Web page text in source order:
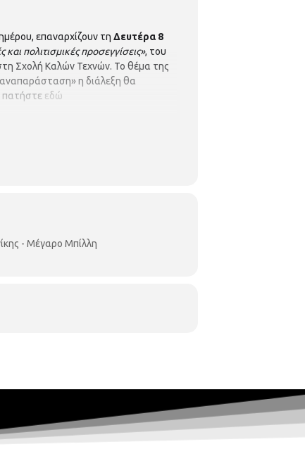
επαναρχίζουν τη Δευτέρα 8
πολιτισμικές προσεγγίσεις», του
Σχολή Καλών Τεχνών. Το θέμα της
η διάλεξη θα
πατήστε εδώ
- Μέγαρο Μπίλλη